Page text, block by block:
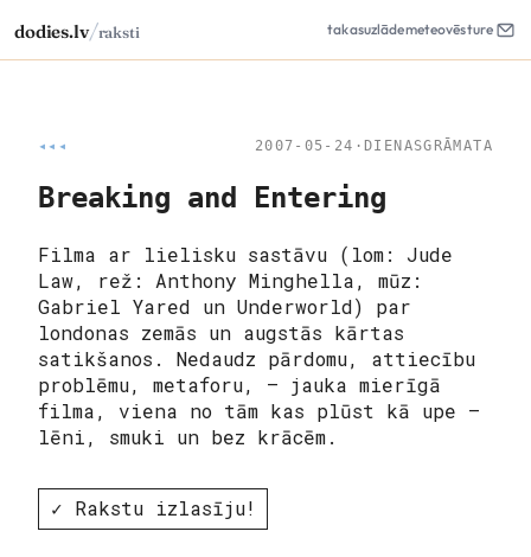
dodies.lv/raksti takasuzlādemeteovēsture
◂◂◂ 2007-05-24 · DIENASGRĀMATA
Breaking and Entering
Filma ar lielisku sastāvu (lom: Jude
Law, rež: Anthony Minghella, mūz:
Gabriel Yared un Underworld) par
londonas zemās un augstās kārtas
satikšanos. Nedaudz pārdomu, attiecību
problēmu, metaforu, – jauka mierīgā
filma, viena no tām kas plūst kā upe –
lēni, smuki un bez krācēm.
✓ Rakstu izlasīju!